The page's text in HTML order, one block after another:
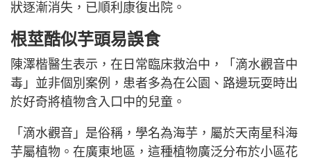
狀逐漸消失，已順利康復出院。
根莖酷似芋頭易誤食
陳澤楷醫生表示，在日常臨床救治中，「滴水觀音中
毒」並非個別案例，患者多為在公園、路邊玩耍時出
於好奇將植物含入口中的兒童。
「滴水觀音」是俗稱，學名為海芋，屬於天南星科海
芋屬植物。在廣東地區，這種植物廣泛分布於小區花